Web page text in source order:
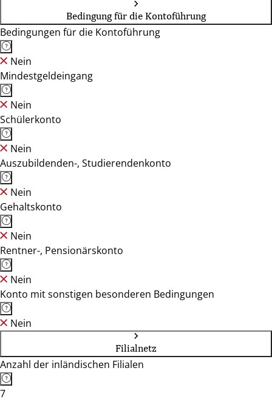
Bedingung für die Kontoführung
Bedingungen für die Kontoführung
Nein
Mindestgeldeingang
Nein
Schülerkonto
Nein
Auszubildenden-, Studierendenkonto
Nein
Gehaltskonto
Nein
Rentner-, Pensionärskonto
Nein
Konto mit sonstigen besonderen Bedingungen
Nein
Filialnetz
Anzahl der inländischen Filialen
7